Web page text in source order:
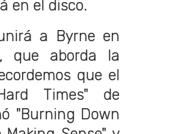
en el disco.
a Byrne en
, que aborda la
que el
Times" de
"Burning Down